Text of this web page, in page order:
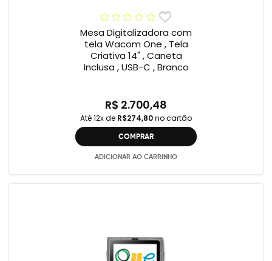
Mesa Digitalizadora com
tela Wacom One , Tela
Criativa 14" , Caneta
Inclusa , USB-C , Branco
R$ 2.700,48
Até 12x de R$274,80no cartão
COMPRAR
ADICIONAR AO CARRINHO